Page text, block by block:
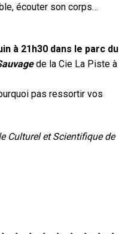
écouter son corps…
à 21h30 dans le parc du
de la Cie La Piste à
pas ressortir vos
Culturel et Scientifique de